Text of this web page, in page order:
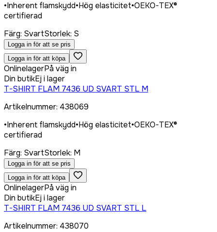
•Inherent flamskydd•Hög elasticitet•OEKO-TEX®
certifierad
Färg: SvartStorlek: S
Logga in för att se pris
Logga in för att köpa
OnlinelagerPå väg in
Din butikEj i lager
T-SHIRT FLAM 7436 UD SVART STL M
Artikelnummer: 438069
•Inherent flamskydd•Hög elasticitet•OEKO-TEX®
certifierad
Färg: SvartStorlek: M
Logga in för att se pris
Logga in för att köpa
OnlinelagerPå väg in
Din butikEj i lager
T-SHIRT FLAM 7436 UD SVART STL L
Artikelnummer: 438070